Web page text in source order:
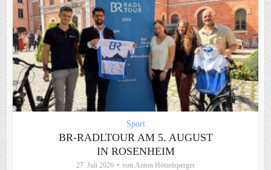
Sport
BR-RADLTOUR AM 5. AUGUST
IN ROSENHEIM
27. Juli 2026 von Anton Hötzelsperger